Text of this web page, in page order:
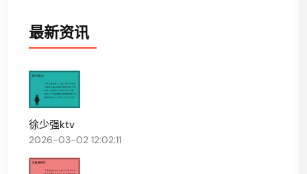
最新资讯
徐少强ktv
2026-03-02 12:02:11